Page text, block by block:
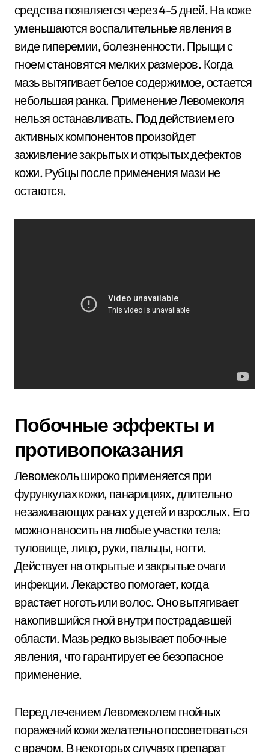
средства появляется через 4-5 дней. На коже
уменьшаются воспалительные явления в
виде гиперемии, болезненности. Прыщи с
гноем становятся мелких размеров. Когда
мазь вытягивает белое содержимое, остается
небольшая ранка. Применение Левомеколя
нельзя останавливать. Под действием его
активных компонентов произойдет
заживление закрытых и открытых дефектов
кожи. Рубцы после применения мази не
остаются.
Побочные эффекты и
противопоказания
Левомеколь широко применяется при
фурункулах кожи, панарициях, длительно
незаживающих ранах у детей и взрослых. Его
можно наносить на любые участки тела:
туловище, лицо, руки, пальцы, ногти.
Действует на открытые и закрытые очаги
инфекции. Лекарство помогает, когда
врастает ноготь или волос. Оно вытягивает
накопившийся гной внутри пострадавшей
области. Мазь редко вызывает побочные
явления, что гарантирует ее безопасное
применение.
Перед лечением Левомеколем гнойных
поражений кожи желательно посоветоваться
с врачом. В некоторых случаях препарат